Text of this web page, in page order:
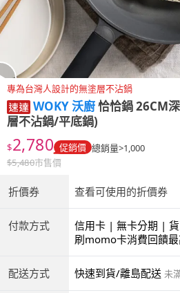
專為台灣人設計的無塗層不沾鍋
WOKY 沃廚恰恰鍋 26CM
層不沾鍋/平底鍋)
$2,780 促銷價 總銷量>1,000
$5,480市售價
折價券 查看可使用的折價券
付款方式
信用卡 | 無卡分期 |
商付款 | ATM | 銀聯卡
刷momo卡消費回饋最
配送方式 快速到貨/離島配送 未